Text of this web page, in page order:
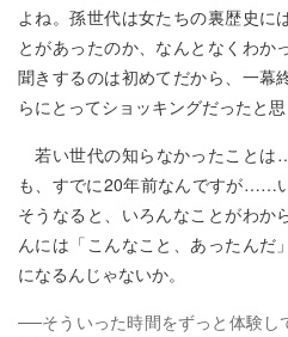
よね。孫世代は女たちの裏歴史に
とがあったのか、なんとなくわか
聞きするのは初めてだから、一幕
らにとってショッキングだったと思
若い世代の知らなかったこと
も、すでに20年前なんですが……
そうなると、いろんなことがわか
んには「こんなこと、あったんだ
になるんじゃないか。
──そういった時間をずっと体験し